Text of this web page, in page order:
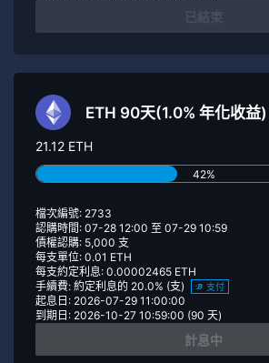
ETH 90天(1.0% 年化收益)
21.12 ETH
42%
檔次編號: 2733
認購時間: 07-28 12:00 至 07-29 10:59
債權認購: 5,000 支
每支單位: 0.01 ETH
每支約定利息: 0.00002465 ETH
手續費: 約定利息的 20.0% (支)
支付
起息日: 2026-07-29 11:00:00
到期日: 2026-10-27 10:59:00 (90 天)
計息中